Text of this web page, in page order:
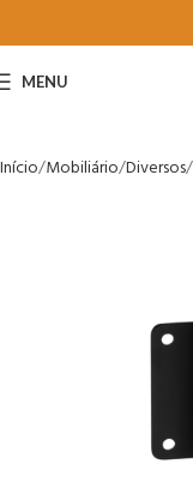
MENU
Início Mobiliário Diversos